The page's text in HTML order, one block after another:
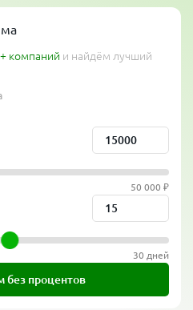
региону, одобряют займ
за 5 минут. Сравни банки и
официальных компаний без
отказов и без справок.
компаний и найдём лучший
50 000 ₽
30 дней
без процентов